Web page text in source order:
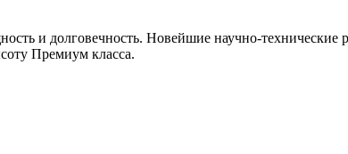
и долговечность. Новейшие научно-технические
Премиум класса.